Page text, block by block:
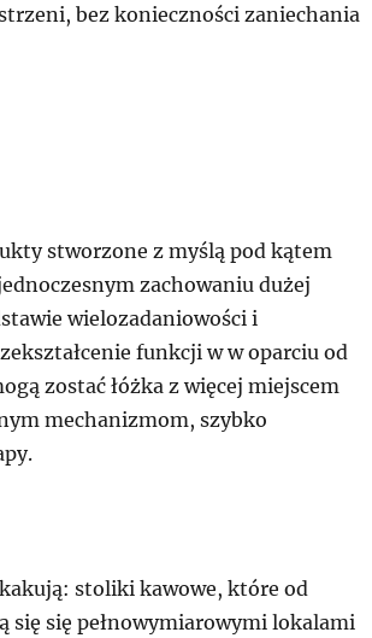
bez konieczności zaniechania
stworzone z myślą pod kątem
zachowaniu dużej
wielozadaniowości i
funkcji w w oparciu od
zostać łóżka z więcej miejscem
mechanizmom, szybko
stoliki kawowe, które od
się pełnowymiarowymi lokalami